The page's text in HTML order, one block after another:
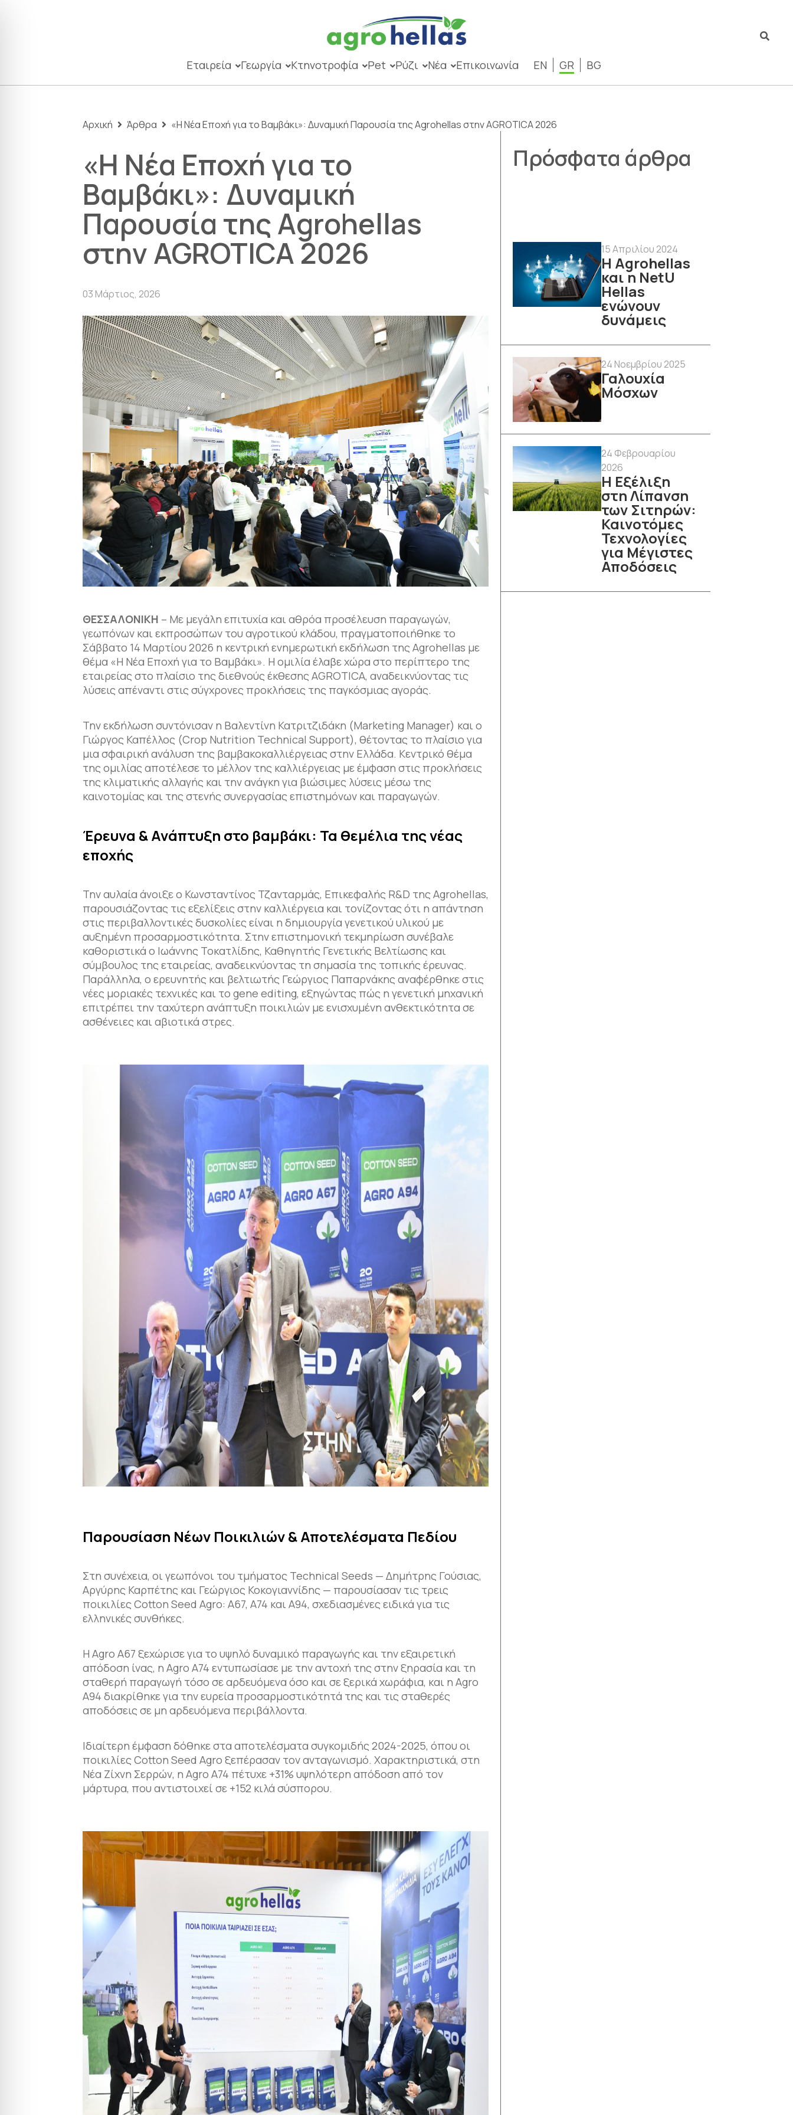
Εταιρεία Γεωργία Κτηνοτροφία Pet Ρύζι Νέα Επικοινωνία EN GR BG
Αρχική Άρθρα «Η Νέα Εποχή για το Βαμβάκι»: Δυναμική Παρουσία της Agrohellas στην AGROTICA 2026
«Η Νέα Εποχή για το
Βαμβάκι»: Δυναμική
Παρουσία της Agrohellas
στην AGROTICA 2026
03 Μάρτιος, 2026
ΘΕΣΣΑΛΟΝΙΚΗ – Με μεγάλη επιτυχία και αθρόα προσέλευση παραγωγών,
γεωπόνων και εκπροσώπων του αγροτικού κλάδου, πραγματοποιήθηκε το
Σάββατο 14 Μαρτίου 2026 η κεντρική ενημερωτική εκδήλωση της Agrohellas με
θέμα «Η Νέα Εποχή για το Βαμβάκι». Η ομιλία έλαβε χώρα στο περίπτερο της
εταιρείας στο πλαίσιο της διεθνούς έκθεσης AGROTICA, αναδεικνύοντας τις
λύσεις απέναντι στις σύγχρονες προκλήσεις της παγκόσμιας αγοράς.
Την εκδήλωση συντόνισαν η Βαλεντίνη Κατριτζιδάκη (Marketing Manager) και ο
Γιώργος Καπέλλος (Crop Nutrition Technical Support), θέτοντας το πλαίσιο για
μια σφαιρική ανάλυση της βαμβακοκαλλιέργειας στην Ελλάδα. Κεντρικό θέμα
της ομιλίας αποτέλεσε το μέλλον της καλλιέργειας με έμφαση στις προκλήσεις
της κλιματικής αλλαγής και την ανάγκη για βιώσιμες λύσεις μέσω της
καινοτομίας και της στενής συνεργασίας επιστημόνων και παραγωγών.
Έρευνα & Ανάπτυξη στο βαμβάκι: Τα θεμέλια της νέας
εποχής
Την αυλαία άνοιξε ο Κωνσταντίνος Τζανταρμάς, Επικεφαλής R&D της Agrohellas,
παρουσιάζοντας τις εξελίξεις στην καλλιέργεια και τονίζοντας ότι η απάντηση
στις περιβαλλοντικές δυσκολίες είναι η δημιουργία γενετικού υλικού με
αυξημένη προσαρμοστικότητα. Στην επιστημονική τεκμηρίωση συνέβαλε
καθοριστικά ο Ιωάννης Τοκατλίδης, Καθηγητής Γενετικής Βελτίωσης και
σύμβουλος της εταιρείας, αναδεικνύοντας τη σημασία της τοπικής έρευνας.
Παράλληλα, ο ερευνητής και βελτιωτής Γεώργιος Παπαρνάκης αναφέρθηκε στις
νέες μοριακές τεχνικές και το gene editing, εξηγώντας πώς η γενετική μηχανική
επιτρέπει την ταχύτερη ανάπτυξη ποικιλιών με ενισχυμένη ανθεκτικότητα σε
ασθένειες και αβιοτικά στρες.
Παρουσίαση Νέων Ποικιλιών & Αποτελέσματα Πεδίου
Στη συνέχεια, οι γεωπόνοι του τμήματος Technical Seeds — Δημήτρης Γούσιας,
Αργύρης Καρπέτης και Γεώργιος Κοκογιαννίδης — παρουσίασαν τις τρεις
ποικιλίες Cotton Seed Agro: A67, A74 και A94, σχεδιασμένες ειδικά για τις
ελληνικές συνθήκες.
Η Agro A67 ξεχώρισε για το υψηλό δυναμικό παραγωγής και την εξαιρετική
απόδοση ίνας, η Agro A74 εντυπωσίασε με την αντοχή της στην ξηρασία και τη
σταθερή παραγωγή τόσο σε αρδευόμενα όσο και σε ξερικά χωράφια, και η Agro
A94 διακρίθηκε για την ευρεία προσαρμοστικότητά της και τις σταθερές
αποδόσεις σε μη αρδευόμενα περιβάλλοντα.
Ιδιαίτερη έμφαση δόθηκε στα αποτελέσματα συγκομιδής 2024-2025, όπου οι
ποικιλίες Cotton Seed Agro ξεπέρασαν τον ανταγωνισμό. Χαρακτηριστικά, στη
Νέα Ζίχνη Σερρών, η Agro A74 πέτυχε +31% υψηλότερη απόδοση από τον
μάρτυρα, που αντιστοιχεί σε +152 κιλά σύσπορου.
Πρόσφατα άρθρα
15 Απριλίου 2024
Η Agrohellas
και η NetU
Hellas
ενώνουν
δυνάμεις
24 Νοεμβρίου 2025
Γαλουχία
Μόσχων
24 Φεβρουαρίου
2026
Η Εξέλιξη
στη Λίπανση
των Σιτηρών:
Καινοτόμες
Τεχνολογίες
για Μέγιστες
Αποδόσεις